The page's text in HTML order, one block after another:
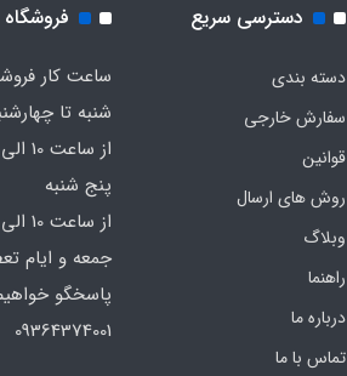
دسترسی سریع
دسته بندی
سفارش خارجی
قوانین
روش های ارسال
وبلاگ
راهنما
درباره ما
تماس با ما
ساعت کار
شنبه تا
از ساعت 10 الی 18:00
پنج شنبه
از ساعت 10 الی 14
جمعه و ایام
پاسخگو